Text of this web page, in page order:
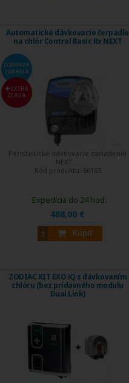
Automatické dávkovacie čerpadlo
na chlór Control Basic Rx NEXT
DOPRAVA
ZDARMA
EXTRA
ZĽAVA
Peristaltické dávkovacie zariadenie
NEXT ...
Kód produktu: 66163
488,00 €
Kúpiť
Expedícia do 24 hod.
ZODIAC KIT EXO iQ s dávkovaním
chlóru (bez prídavného modulu
Dual Link)